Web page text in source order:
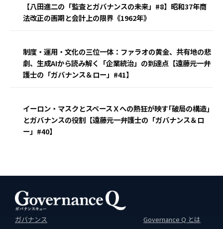
【八田進二の「監査とガバナンスの未来」#8】昭和37年商
法改正の画期と会計上の限界《1962年》
制度・運用・文化の三位一体：ファラオの黄金、共有地の悲
劇、生成AIから読み解く「企業統治」の到達点【遠藤元一弁
護士の「ガバナンス＆ロー」#41】
イーロン・マスクとスペースＸへの熱狂が映す｢破局の構造｣
とガバナンスの役割【遠藤元一弁護士の「ガバナンス＆ロ
ー」#40】
ガバナンス Governance Q とは